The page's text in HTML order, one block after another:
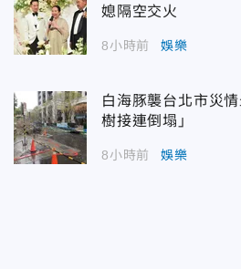
媳隔空交火
8小時前 娛樂
白海豚襲台北市災
樹接連倒塌」
8小時前 娛樂